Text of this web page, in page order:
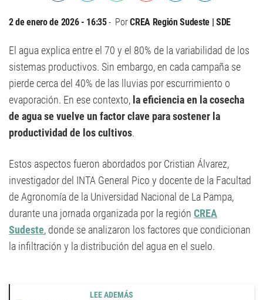
2 de enero de 2026 - 16:35 PorCREA Región Sudeste | SDE
El agua explica entre el 70 y el 80% de la variabilidad de los
sistemas productivos. Sin embargo, en cada campaña se
pierde cerca del 40% de las lluvias por escurrimiento o
evaporación. En ese contexto, la eficiencia en la cosecha
de agua se vuelve un factor clave para sostener la
productividad de los cultivos.
Estos aspectos fueron abordados por Cristian Álvarez,
investigador del INTA General Pico y docente de la Facultad
de Agronomía de la Universidad Nacional de La Pampa,
durante una jornada organizada por la región CREA
Sudeste, donde se analizaron los factores que condicionan
la infiltración y la distribución del agua en el suelo.
LEE ADEMÁS